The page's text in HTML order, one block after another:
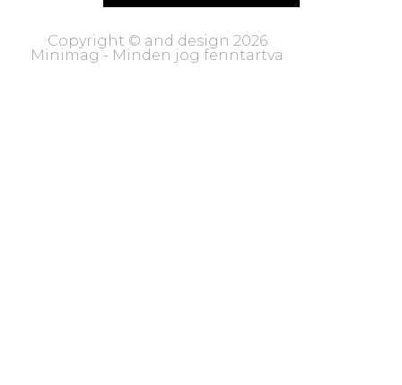
Copyright © and design 2026
Minimag - Minden jog fenntartva